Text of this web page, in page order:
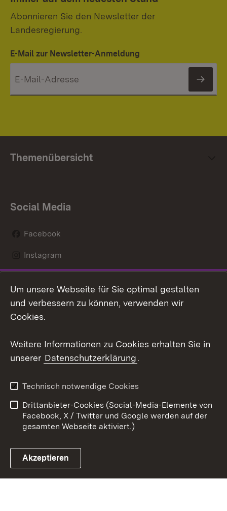
Abonnieren Sie den Newsletter der
Landesregierung.
E-Mail zur Newsletter-Anmeldung
Themenübersicht
Social Media
Facebook
Instagram
Mastodon
Youtube
Link zum Landesportal
Kontakt
Datenschutz
Barrierefreiheit
Impressum Cookies
Um unsere Webseite für Sie optimal gestalten
und verbessern zu können, verwenden wir
Cookies.
Weitere Informationen zu Cookies erhalten Sie in
unserer Datenschutzerklärung.
Technisch notwendige Cookies
Drittanbieter-Cookies (Social-Media-Elemente von
Facebook, X / Twitter und Google werden auf der
gesamten Webseite aktiviert.)
Akzeptieren